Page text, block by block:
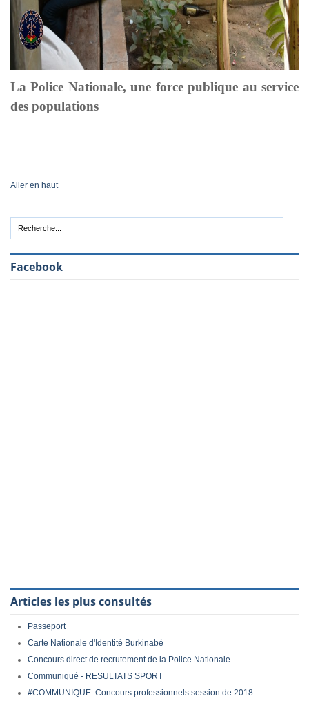
La Police Nationale, une force publique au service
des populations
Aller en haut
Facebook
Articles les plus consultés
Passeport
Carte Nationale d'Identité Burkinabè
Concours direct de recrutement de la Police Nationale
Communiqué - RESULTATS SPORT
#COMMUNIQUE: Concours professionnels session de 2018